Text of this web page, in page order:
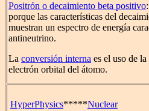
Positrón o decaimiento beta positivo
porque las características del
muestran un espectro de energía
antineutrino.
La conversión interna es el uso de
electrón orbital del átomo.
HyperPhysics*****Nuclear